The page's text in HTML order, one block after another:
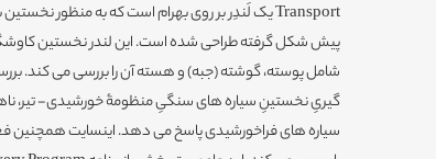
پیش شکل گرفته طراحی شده است. این لندر نخستین
شامل پوسته، گوشته (جبه) و هسته آن را بررسی می کند.
سیاره های فراخورشیدی پاسخ می دهد. اینسایت همچنین